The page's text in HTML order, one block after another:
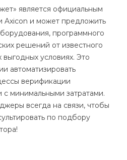
является официальным
Axicon и может предложить
программного
решений от известного
условиях. Это
автоматизировать
верификации
минимальными затратами.
всегда на связи, чтобы
по подбору